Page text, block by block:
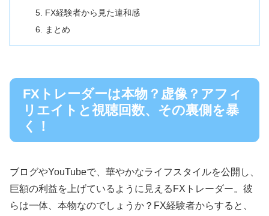
FX経験者から見た違和感
まとめ
FXトレーダーは本物？虚像？アフィ
リエイトと視聴回数、その裏側を暴
く！
ブログやYouTubeで、華やかなライフスタイルを公開し、
巨額の利益を上げているように見えるFXトレーダー。彼
らは一体、本物なのでしょうか？FX経験者からすると、